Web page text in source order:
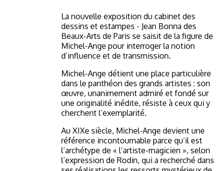
La nouvelle exposition du cabinet des
dessins et estampes - Jean Bonna des
Beaux-Arts de Paris se saisit de la figure de
Michel-Ange pour interroger la notion
d’influence et de transmission.
Michel-Ange détient une place particulière
dans le panthéon des grands artistes : son
œuvre, unanimement admiré et fondé sur
une originalité inédite, résiste à ceux qui y
cherchent l’exemplarité.
Au XIXe siècle, Michel-Ange devient une
référence incontournable parce qu’il est
l’archétype de « l’artiste-magicien », selon
l’expression de Rodin, qui a recherché dans